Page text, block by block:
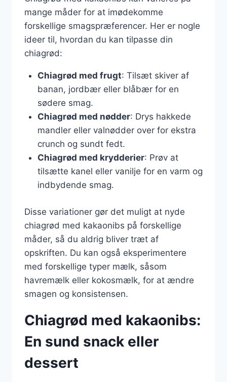
mange måder for at imødekomme
forskellige smagspræferencer. Her er nogle
ideer til, hvordan du kan tilpasse din
chiagrød:
Chiagrød med frugt: Tilsæt skiver af
banan, jordbær eller blåbær for en
sødere smag.
Chiagrød med nødder: Drys hakkede
mandler eller valnødder over for ekstra
crunch og sundt fedt.
Chiagrød med krydderier: Prøv at
tilsætte kanel eller vanilje for en varm og
indbydende smag.
Disse variationer gør det muligt at nyde
chiagrød med kakaonibs på forskellige
måder, så du aldrig bliver træt af
opskriften. Du kan også eksperimentere
med forskellige typer mælk, såsom
havremælk eller kokosmælk, for at ændre
smagen og konsistensen.
Chiagrød med kakaonibs:
En sund snack eller
dessert